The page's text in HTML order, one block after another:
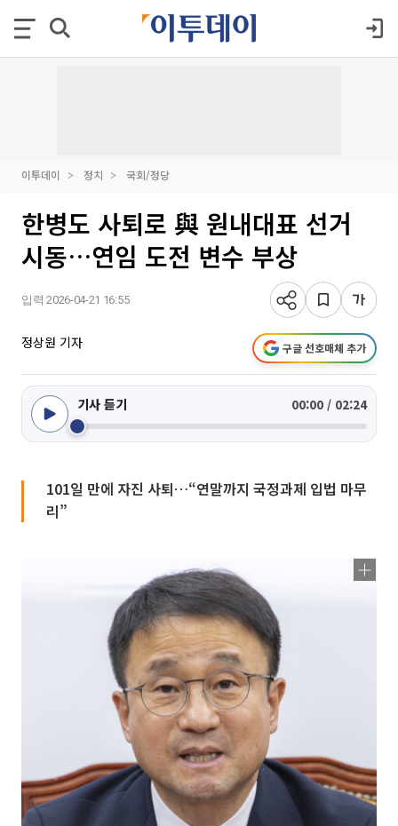
이투데이 정치 국회/정당
한병도 사퇴로 與 원내대표 선거
시동…연임 도전 변수 부상
입력 2026-04-21 16:55
정상원 기자 구글 선호매체 추가
기사 듣기 00:00 / 02:24
101일 만에 자진 사퇴…“연말까지 국정과제 입법 마무
리”